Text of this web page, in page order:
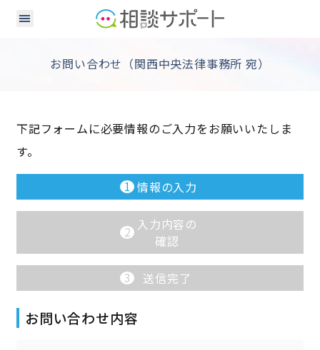
お問い合わせ（関西中央法律事務所 宛）
下記フォームに必要情報のご入力をお願いいたしま
す。
1 情報の入力
2 入力内容の
確認
3 送信完了
お問い合わせ内容